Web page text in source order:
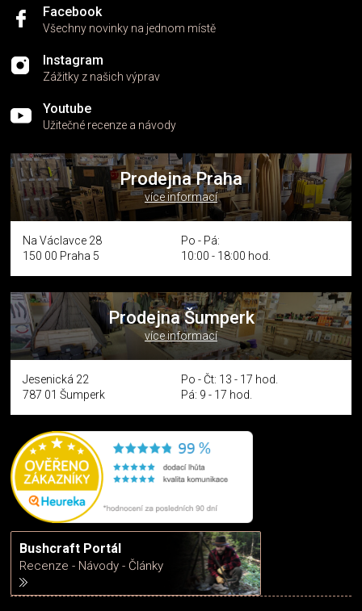
Facebook
Všechny novinky na jednom místě
Instagram
Zážitky z našich výprav
Youtube
Užitečné recenze a návody
Prodejna Praha
více informací
Na Václavce 28
150 00 Praha 5
Po - Pá:
10:00 - 18:00 hod.
Prodejna Šumperk
více informací
Jesenická 22
787 01 Šumperk
Po - Čt: 13 - 17 hod.
Pá: 9 - 17 hod.
Bushcraft Portál
Recenze - Návody - Články